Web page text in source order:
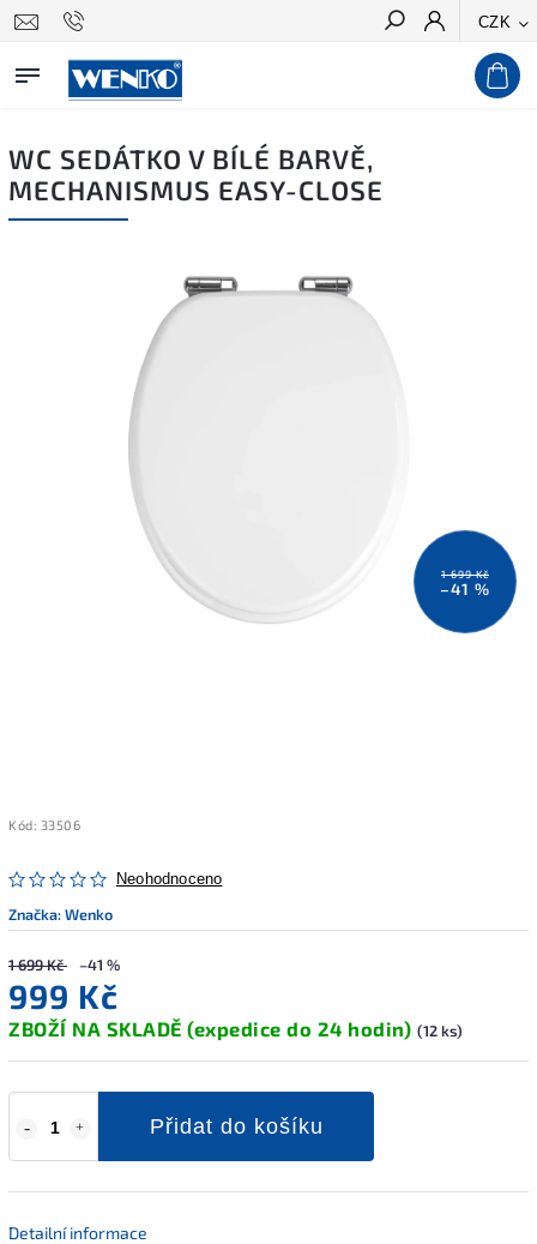
CZK
Hledat
WC SEDÁTKO V BÍLÉ BARVĚ,
MECHANISMUS EASY-CLOSE
1 699 Kč
–41 %
Kód: 33506
Neohodnoceno
Značka:Wenko
1 699 Kč –41 %
999 Kč
ZBOŽÍ NA SKLADĚ (expedice do 24 hodin) (12 ks)
Přidat do košíku
Detailní informace